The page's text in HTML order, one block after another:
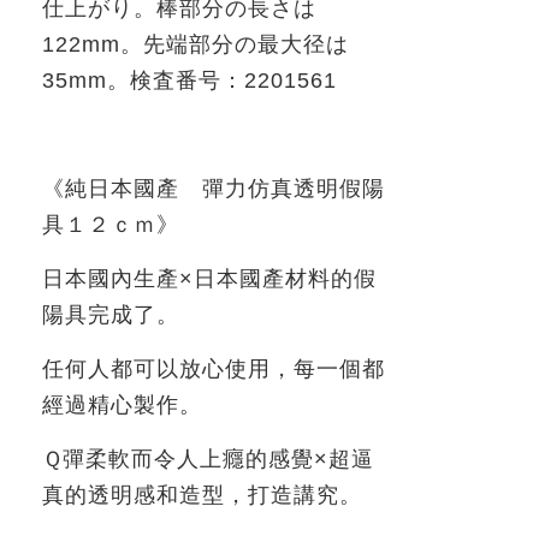
仕上がり。棒部分の長さは
122mm。先端部分の最大径は
35mm。検査番号： 2201561
《純日本國產 彈力仿真透明假陽
具１２ｃｍ》
日本國內生產×日本國產材料的假
陽具完成了。
任何人都可以放心使用，每一個都
經過精心製作。
Ｑ彈柔軟而令人上癮的感覺×超逼
真的透明感和造型，打造講究。